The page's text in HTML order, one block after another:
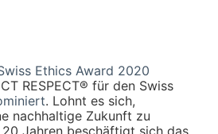
Ethics Award 2020
RESPECT® für den Swiss
. Lohnt es sich,
nachhaltige Zukunft zu
20 Jahren beschäftigt sich das